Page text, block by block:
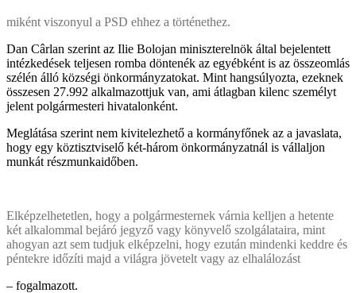
miként viszonyul a PSD ehhez a történethez.
Dan Cârlan szerint az Ilie Bolojan miniszterelnök által bejelentett
intézkedések teljesen romba döntenék az egyébként is az összeomlás
szélén álló községi önkormányzatokat. Mint hangsúlyozta, ezeknek
összesen 27.992 alkalmazottjuk van, ami átlagban kilenc személyt
jelent polgármesteri hivatalonként.
Meglátása szerint nem kivitelezhető a kormányfőnek az a javaslata,
hogy egy köztisztviselő két-három önkormányzatnál is vállaljon
munkát részmunkaidőben.
Elképzelhetetlen, hogy a polgármesternek várnia kelljen a hetente
két alkalommal bejáró jegyző vagy könyvelő szolgálataira, mint
ahogyan azt sem tudjuk elképzelni, hogy ezután mindenki keddre és
péntekre időzíti majd a világra jövetelt vagy az elhalálozást
– fogalmazott.